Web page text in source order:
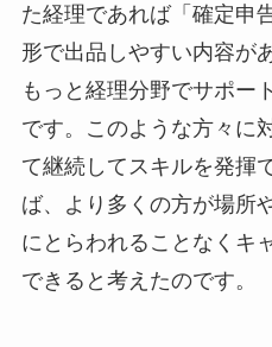
た経理であれば「確定申
形で出品しやすい内容が
もっと経理分野でサポー
です。このような方々に
て継続してスキルを発揮
ば、より多くの方が場所
にとらわれることなくキ
できると考えたのです。